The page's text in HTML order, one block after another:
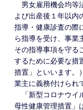
男女雇用機会均等
よび出産後１年以内
指導・健康診査の際
ら指導を受け、事業
その指導事項を守る
するために必要な措
措置」といいます。
業主に義務付けられ
「新型コロナウイ
母性健康管理措置」